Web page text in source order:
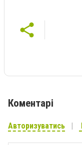
Коментарі
Авторизуватись